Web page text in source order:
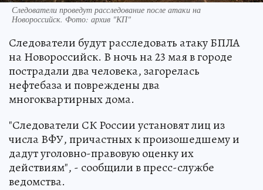
Следователи проведут расследование после атаки на
Новороссийск. Фото: архив "КП"
Следователи будут расследовать атаку БПЛА
на Новороссийск. В ночь на 23 мая в городе
пострадали два человека, загорелась
нефтебаза и повреждены два
многоквартирных дома.
"Следователи СК России установят лиц из
числа ВФУ, причастных к произошедшему и
дадут уголовно-правовую оценку их
действиям", - сообщили в пресс-службе
ведомства.